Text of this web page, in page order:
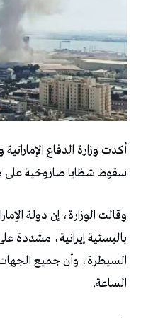
أكدت وزارة الدفاع
سقوط شظايا صاروخية على
وقالت الوزارة، إن دولة
باليستية إيرانية، مشددة
السيطرة، وأن جميع الجهات
الساعة.